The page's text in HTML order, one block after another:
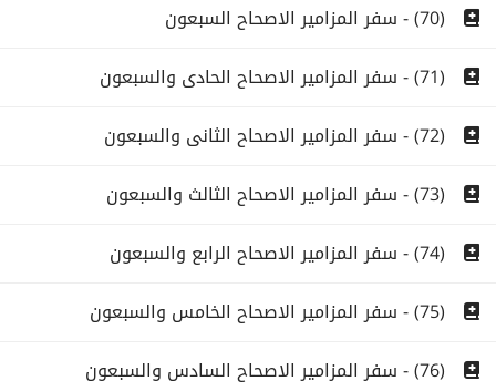
(70) - سفر المزامير الاصحاح السبعون
(71) - سفر المزامير الاصحاح الحادى والسبعون
(72) - سفر المزامير الاصحاح الثانى والسبعون
(73) - سفر المزامير الاصحاح الثالث والسبعون
(74) - سفر المزامير الاصحاح الرابع والسبعون
(75) - سفر المزامير الاصحاح الخامس والسبعون
(76) - سفر المزامير الاصحاح السادس والسبعون